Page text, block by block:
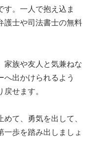
す。一人で抱え込ま
護士や司法書士の無料
家族や友人と気兼ねな
へ出かけられるよう
せます。
て、勇気を出して、
一歩を踏み出しましょ